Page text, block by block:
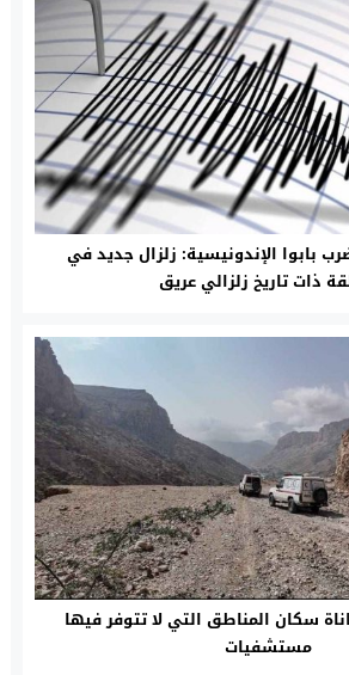
بقوة 6.5 تضرب بابوا الإندونيسية: زلزال جديد في
ذات تاريخ زلزالي عريق
سكان المناطق التي لا تتوفر فيها
مستشفيات